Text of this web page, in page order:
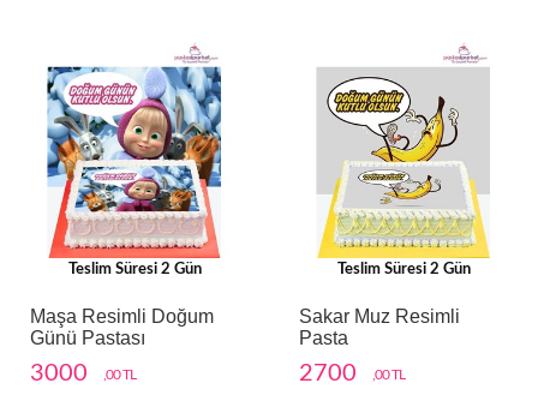
Teslim Süresi 2 Gün
Maşa Resimli Doğum
Günü Pastası
3000 ,00 TL
Teslim Süresi 2 Gün
Sakar Muz Resimli
Pasta
2700 ,00 TL